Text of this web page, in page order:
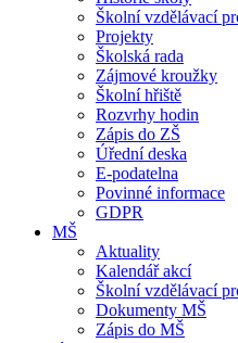
Školní vzdělávací
Projekty
Školská rada
Zájmové kroužky
Školní hřiště
Rozvrhy hodin
Zápis do ZŠ
Úřední deska
E-podatelna
Povinné informace
GDPR
MŠ
Aktuality
Kalendář akcí
Školní vzdělávací
Dokumenty MŠ
Zápis do MŠ